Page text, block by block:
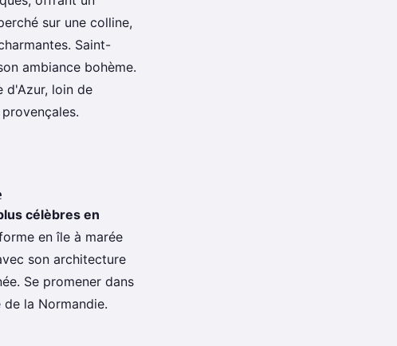
sur une colline,
Saint-
ambiance bohème.
d'Azur, loin de
célèbres en
en île à marée
son architecture
Se promener dans
la Normandie.